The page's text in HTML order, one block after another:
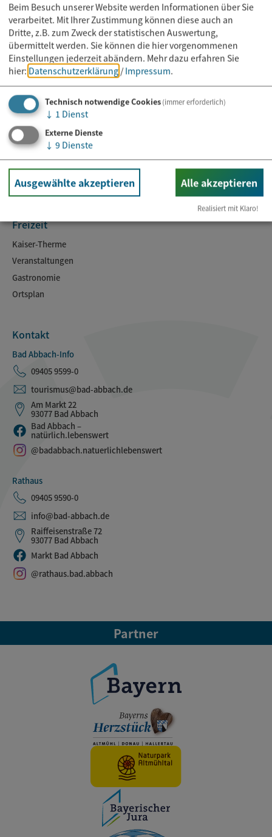
Rathaus
Kontakt & Öffnungszeiten
Online-Dienste
Ansprechpartner
Aktuelles
Freizeit
Kaiser-Therme
Veranstaltungen
Gastronomie
Ortsplan
Kontakt
Bad Abbach-Info
09405 9599-0
tourismus@bad-abbach.de
Am Markt 22
93077 Bad Abbach
Bad Abbach –
natürlich.lebenswert
@badabbach.natuerlichlebenswert
Rathaus
09405 9590-0
info@bad-abbach.de
Raiffeisenstraße 72
93077 Bad Abbach
Markt Bad Abbach
@rathaus.bad.abbach
Partner
Beim Besuch unserer Website werden Informationen über Sie
verarbeitet. Mit Ihrer Zustimmung können diese auch an
Dritte, z.B. zum Zweck der statistischen Auswertung,
übermittelt werden. Sie können die hier vorgenommenen
Einstellungen jederzeit abändern. Mehr dazu erfahren Sie
hier: Datenschutzerklärung / Impressum.
Technisch notwendige Cookies(immer erforderlich)
↓ 1 Dienst
Externe Dienste
↓ 9 Dienste
Ausgewählte akzeptieren Alle akzeptieren
Realisiert mit Klaro!